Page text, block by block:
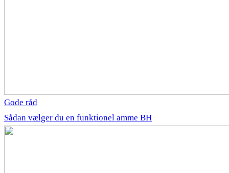
Gode råd
Sådan vælger du en funktionel amme BH